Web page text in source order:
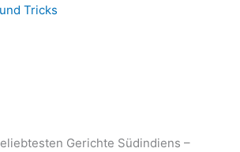
Tricks
Gerichte Südindiens –